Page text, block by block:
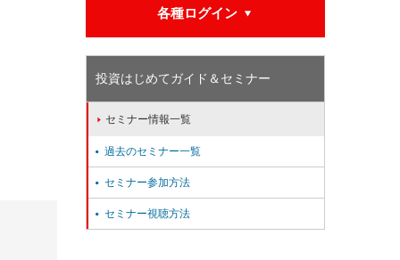
各種ログイン
投資はじめてガイド＆セミナー
 セミナー情報一覧
 過去のセミナー一覧
 セミナー参加方法
 セミナー視聴方法